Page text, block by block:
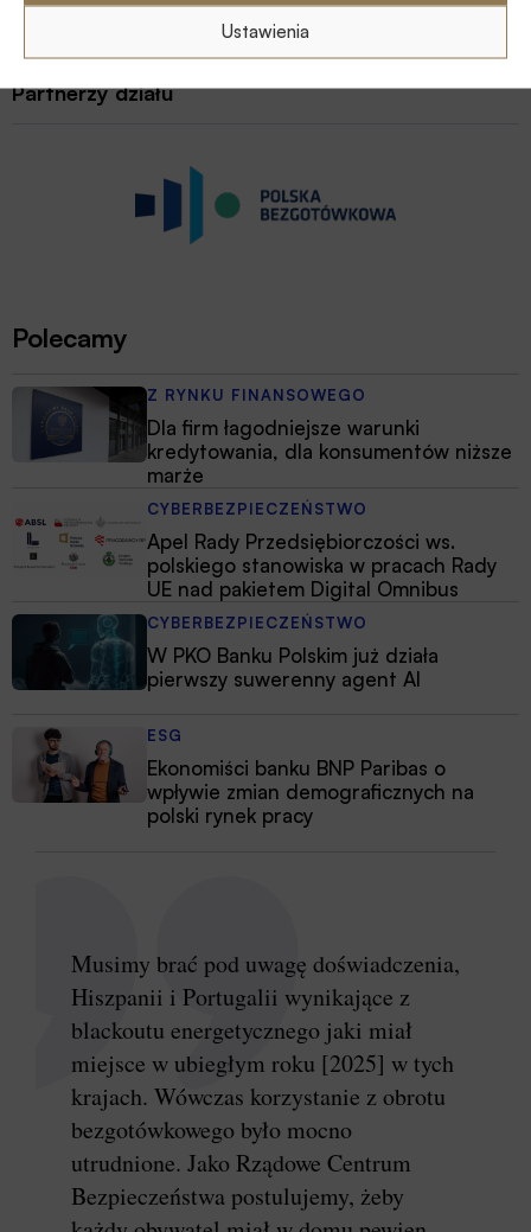
Ustawienia
1 2 4
Partnerzy działu
Polecamy
Z RYNKU FINANSOWEGO
Dla firm łagodniejsze warunki
kredytowania, dla konsumentów niższe
marże
CYBERBEZPIECZEŃSTWO
Apel Rady Przedsiębiorczości ws.
polskiego stanowiska w pracach Rady
UE nad pakietem Digital Omnibus
CYBERBEZPIECZEŃSTWO
W PKO Banku Polskim już działa
pierwszy suwerenny agent AI
ESG
Ekonomiści banku BNP Paribas o
wpływie zmian demograficznych na
polski rynek pracy
Musimy brać pod uwagę doświadczenia,
Hiszpanii i Portugalii wynikające z
blackoutu energetycznego jaki miał
miejsce w ubiegłym roku [2025] w tych
krajach. Wówczas korzystanie z obrotu
bezgotówkowego było mocno
utrudnione. Jako Rządowe Centrum
Bezpieczeństwa postulujemy, żeby